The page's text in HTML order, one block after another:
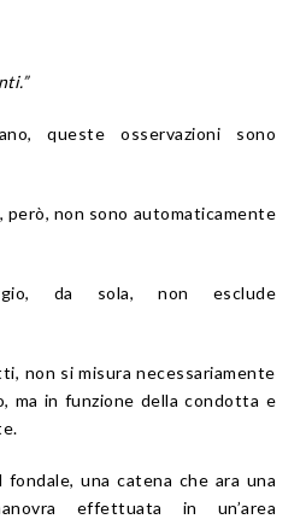
queste osservazioni sono
non sono automaticamente
da sola, non esclude
non si misura necessariamente
ma in funzione della condotta e
fondale, una catena che ara una
effettuata in un’area